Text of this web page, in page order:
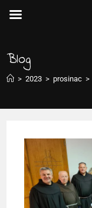
Blog
> 2023 > prosinac >